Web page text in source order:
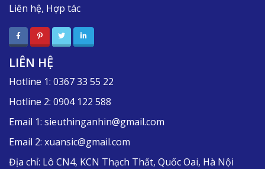
Liên hệ, Hợp tác
LIÊN HỆ
Hotline 1: 0367 33 55 22
Hotline 2: 0904 122 588
Email 1: sieuthinganhin@gmail.com
Email 2: xuansic@gmail.com
Địa chỉ: Lô CN4, KCN Thạch Thất, Quốc Oai, Hà Nội